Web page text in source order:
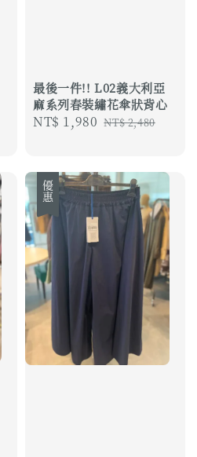
最後一件!! L02義大利亞
麻系列春裝繡花傘狀背心
Sale
NT$ 1,980 Regular
NT$ 2,480
優惠